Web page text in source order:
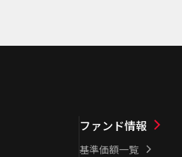
ファンド情報
基準価額一覧